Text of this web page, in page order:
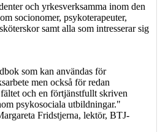
och yrkesverksamma inom den
socionomer, psykoterapeuter,
samt alla som intresserar sig
som kan användas för
men också för redan
och en förtjänstfullt skriven
psykosociala utbildningar."
Fridstjerna, lektör, BTJ-